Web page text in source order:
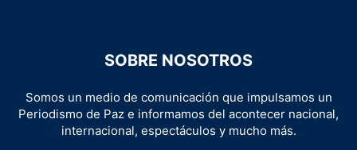
SOBRE NOSOTROS
Somos un medio de comunicación que impulsamos un
Periodismo de Paz e informamos del acontecer nacional,
internacional, espectáculos y mucho más.